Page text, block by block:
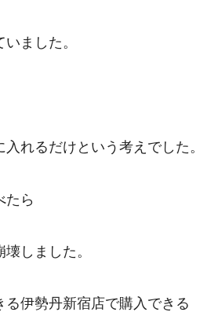
ました。
れるだけという考えでした。
たら
しました。
伊勢丹新宿店で購入できる